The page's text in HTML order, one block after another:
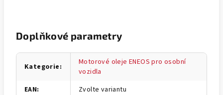
Doplňkové parametry
Kategorie:
Motorové oleje ENEOS pro osobní
vozidla
EAN:
Zvolte variantu